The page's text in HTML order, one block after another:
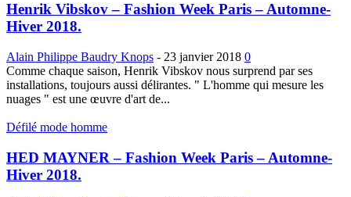
Henrik Vibskov – Fashion Week Paris – Automne-
Hiver 2018.
Alain Philippe Baudry Knops - 23 janvier 2018 0
Comme chaque saison, Henrik Vibskov nous surprend par ses
installations, toujours aussi délirantes. " L'homme qui mesure les
nuages " est une œuvre d'art de...
Défilé mode homme
HED MAYNER – Fashion Week Paris – Automne-
Hiver 2018.